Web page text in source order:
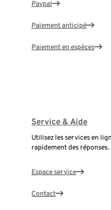
Paypal
Paiement anticipé
Paiement en espèces
Service & Aide
Utilisez les services en
rapidement des réponses.
Espace service
Contact